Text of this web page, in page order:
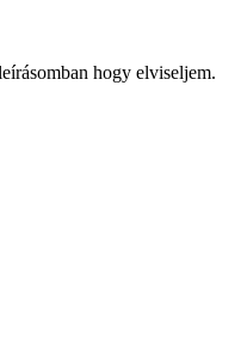
hogy elviseljem.